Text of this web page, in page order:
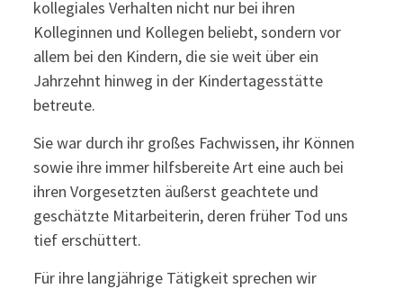
kollegiales Verhalten nicht nur bei ihren
Kolleginnen und Kollegen beliebt, sondern vor
allem bei den Kindern, die sie weit über ein
Jahrzehnt hinweg in der Kindertagesstätte
betreute.
Sie war durch ihr großes Fachwissen, ihr Können
sowie ihre immer hilfsbereite Art eine auch bei
ihren Vorgesetzten äußerst geachtete und
geschätzte Mitarbeiterin, deren früher Tod uns
tief erschüttert.
Für ihre langjährige Tätigkeit sprechen wir